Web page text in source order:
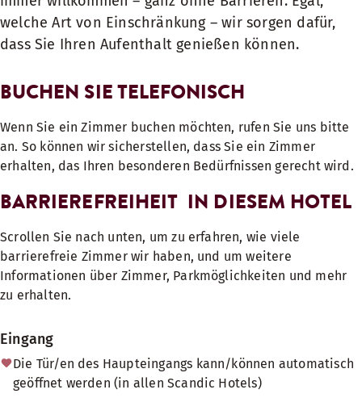
welche Art von Einschränkung – wir sorgen dafür,
dass Sie Ihren Aufenthalt genießen können.
BUCHEN SIE TELEFONISCH
Wenn Sie ein Zimmer buchen möchten, rufen Sie uns bitte
an. So können wir sicherstellen, dass Sie ein Zimmer
erhalten, das Ihren besonderen Bedürfnissen gerecht wird.
BARRIEREFREIHEIT IN DIESEM HOTEL
Scrollen Sie nach unten, um zu erfahren, wie viele
barrierefreie Zimmer wir haben, und um weitere
Informationen über Zimmer, Parkmöglichkeiten und mehr
zu erhalten.
Eingang
Die Tür/en des Haupteingangs kann/können automatisch
geöffnet werden (in allen Scandic Hotels)